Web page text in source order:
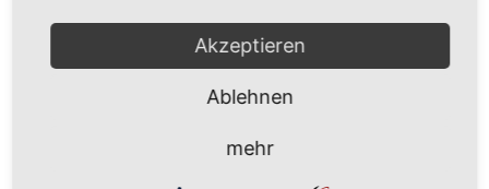
Tafeltraubensorten
Anbausysteme & Recht
Tafeltrauben A-Z Sortenbeschreibungen
Akzeptieren
Ablehnen
mehr